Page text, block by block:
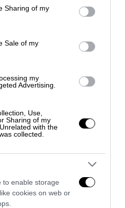
behaviour. You may click to
and its third-party tags to
purposes in below Google
Sharing of my
Sale of my
my
Advertising.
Use,
Sharing of my
with the
collected.
to enable storage
cookies on web or
Δεν
ασθενείς με
πρόσθετα